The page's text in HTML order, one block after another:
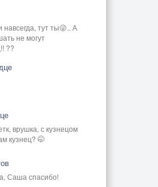
навсегда, тут ты😜.. А
не могут
??
врушка, с кузнецом
кузнец? 🤭
Саша спасибо!